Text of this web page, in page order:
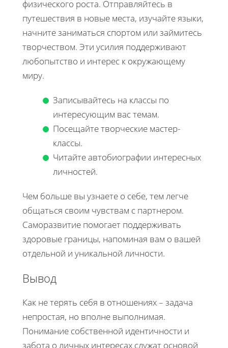
физического роста. Отправляйтесь в
путешествия в новые места, изучайте языки,
начните заниматься спортом или займитесь
творчеством. Эти усилия поддерживают
любопытство и интерес к окружающему
миру.
Записывайтесь на классы по
интересующим вас темам.
Посещайте творческие мастер-
классы.
Читайте автобиографии интересных
личностей.
Чем больше вы узнаете о себе, тем легче
общаться своим чувствам с партнером.
Саморазвитие помогает поддерживать
здоровые границы, напоминая вам о вашей
отдельной и уникальной личности.
Вывод
Как не терять себя в отношениях – задача
непростая, но вполне выполнимая.
Понимание собственной идентичности и
забота о личных интересах служат основой